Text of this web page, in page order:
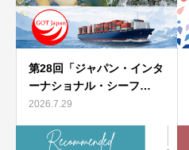
第28回「ジャパン・インタ
ーナショナル・シーフ…
2026.7.29